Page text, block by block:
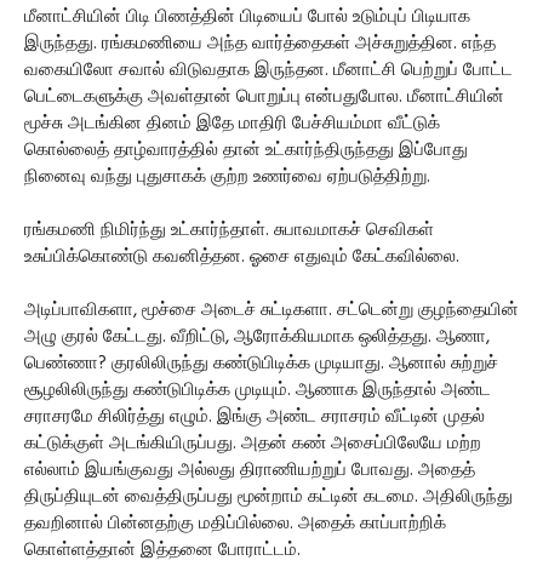
மீனாட்சியின் பிடி பிணத்தின் பிடியைப் போல் உடும்புப் பிடியாக
இருந்தது. ரங்கமணியை அந்த வார்த்தைகள் அச்சுறுத்தின. எந்த
வகையிலோ சவால் விடுவதாக இருந்தன. மீனாட்சி பெற்றுப் போட்ட
பெட்டைகளுக்கு அவள்தான் பொறுப்பு என்பதுபோல. மீனாட்சியின்
மூச்சு அடங்கின தினம் இதே மாதிரி பேச்சியம்மா வீட்டுக்
கொல்லைத் தாழ்வாரத்தில் தான் உட்கார்ந்திருந்தது இப்போது
நினைவு வந்து புதுசாகக் குற்ற உணர்வை ஏற்படுத்திற்று.
ரங்கமணி நிமிர்ந்து உட்கார்ந்தாள். சுபாவமாகச் செவிகள்
உசுப்பிக்கொண்டு கவனித்தன. ஓசை எதுவும் கேட்கவில்லை.
அடிப்பாவிகளா, மூச்சை அடைச் சுட்டிகளா. சட்டென்று குழந்தையின்
அழு குரல் கேட்டது. வீறிட்டு, ஆரோக்கியமாக ஒலித்தது. ஆணா,
பெண்ணா? குரலிலிருந்து கண்டுபிடிக்க முடியாது. ஆனால் சுற்றுச்
சூழலிலிருந்து கண்டுபிடிக்க முடியும். ஆணாக இருந்தால் அண்ட
சராசரமே சிலிர்த்து எழும். இங்கு அண்ட சராசரம் வீட்டின் முதல்
கட்டுக்குள் அடங்கியிருப்பது. அதன் கண் அசைப்பிலேயே மற்ற
எல்லாம் இயங்குவது அல்லது திராணியற்றுப் போவது. அதைத்
திருப்தியுடன் வைத்திருப்பது மூன்றாம் கட்டின் கடமை. அதிலிருந்து
தவறினால் பின்னதற்கு மதிப்பில்லை. அதைக் காப்பாற்றிக்
கொள்ளத்தான் இத்தனை போராட்டம்.